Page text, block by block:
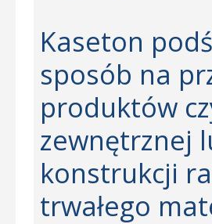
Kaseton
sposób na
produktów
zewnętrznej
konstrukcji
trwałego